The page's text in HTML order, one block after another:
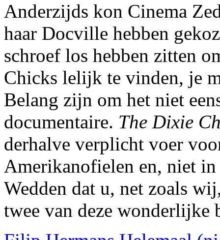
Anderzijds kon Cinema
haar Docville hebben
schroef los hebben zitten
Chicks lelijk te vinden, je
Belang zijn om het niet
documentaire. The Dixie
derhalve verplicht voer
Amerikanofielen en, niet in
Wedden dat u, net zoals
twee van deze wonderlijke